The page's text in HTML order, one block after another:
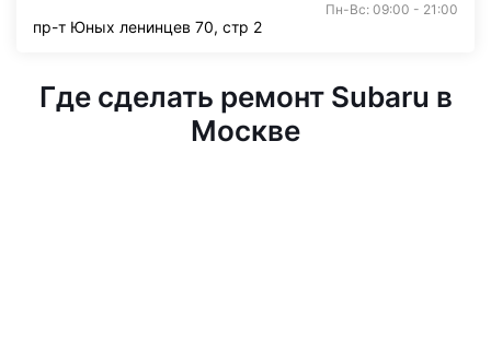
Пн-Вс: 09:00 - 21:00
пр-т Юных ленинцев 70, стр 2
Где сделать ремонт Subaru в
Москве